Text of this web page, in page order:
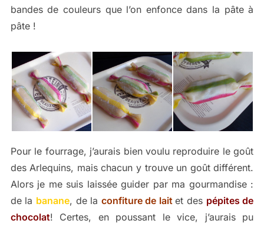
bandes de couleurs que l’on enfonce dans la pâte à
pâte !
Pour le fourrage, j’aurais bien voulu reproduire le goût
des Arlequins, mais chacun y trouve un goût différent.
Alors je me suis laissée guider par ma gourmandise :
de la banane, de la confiture de lait et des pépites de
chocolat! Certes, en poussant le vice, j’aurais pu